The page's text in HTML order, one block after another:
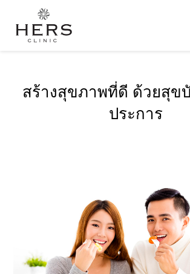
สร้างสุขภาพที่ดี ด้วยสุข
ประการ